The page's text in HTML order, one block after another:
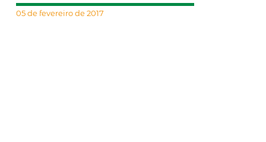
05 de fevereiro de 2017